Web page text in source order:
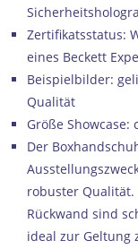
Zertifikatsstatus:
eines Beckett
Beispielbilder:
Qualität
Größe Showcase:
Der
robuster Qualität.
Rückwand sind
ideal zur Geltung